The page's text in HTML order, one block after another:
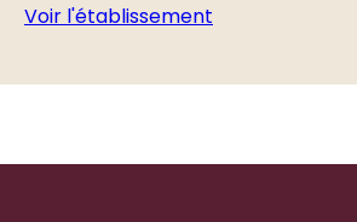
Voir l'établissement